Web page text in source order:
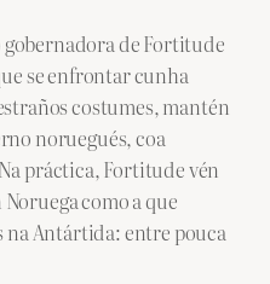
de Fortitude
se enfrontar cunha
costumes, mantén
noruegués, coa
práctica, Fortitude vén
como a que
Antártida: entre pouca